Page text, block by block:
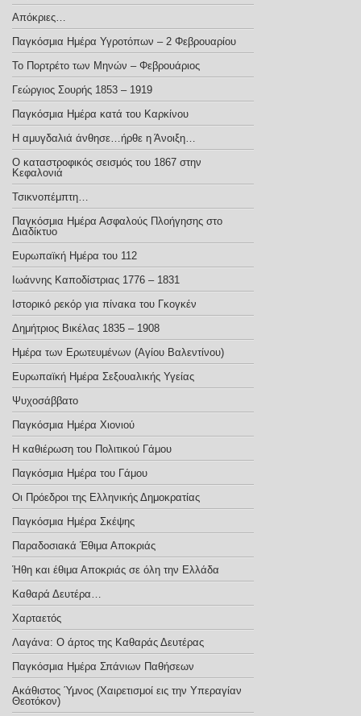
Απόκριες…
Παγκόσμια Ημέρα Υγροτόπων – 2 Φεβρουαρίου
Το Πορτρέτο των Μηνών – Φεβρουάριος
Γεώργιος Σουρής 1853 – 1919
Παγκόσμια Ημέρα κατά του Καρκίνου
Η αμυγδαλιά άνθησε…ήρθε η Άνοιξη…
Ο καταστροφικός σεισμός του 1867 στην
Κεφαλονιά
Τσικνοπέμπτη…
Παγκόσμια Ημέρα Ασφαλούς Πλοήγησης στο
Διαδίκτυο
Ευρωπαϊκή Ημέρα του 112
Ιωάννης Καποδίστριας 1776 – 1831
Ιστορικό ρεκόρ για πίνακα του Γκογκέν
Δημήτριος Βικέλας 1835 – 1908
Ημέρα των Ερωτευμένων (Αγίου Βαλεντίνου)
Ευρωπαϊκή Ημέρα Σεξoυαλικής Υγείας
Ψυχοσάββατο
Παγκόσμια Ημέρα Χιονιού
Η καθιέρωση του Πολιτικού Γάμου
Παγκόσμια Ημέρα του Γάμου
Οι Πρόεδροι της Ελληνικής Δημοκρατίας
Παγκόσμια Ημέρα Σκέψης
Παραδοσιακά Έθιμα Αποκριάς
Ήθη και έθιμα Αποκριάς σε όλη την Ελλάδα
Καθαρά Δευτέρα…
Χαρταετός
Λαγάνα: Ο άρτος της Καθαράς Δευτέρας
Παγκόσμια Ημέρα Σπάνιων Παθήσεων
Ακάθιστος Ύμνος (Χαιρετισμοί εις την Υπεραγίαν
Θεοτόκον)